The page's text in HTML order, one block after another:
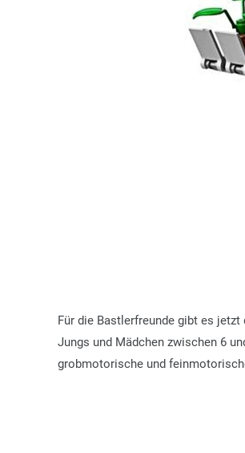
Für die Bastlerfreunde gibt es jetzt
Jungs und Mädchen zwischen 6
grobmotorische und